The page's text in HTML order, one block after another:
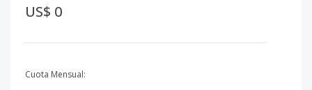
US$ 0
Cuota Mensual: